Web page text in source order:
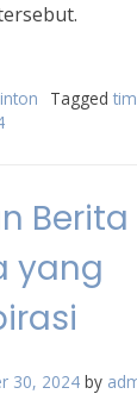
Tagged
yang
30, 2024 by